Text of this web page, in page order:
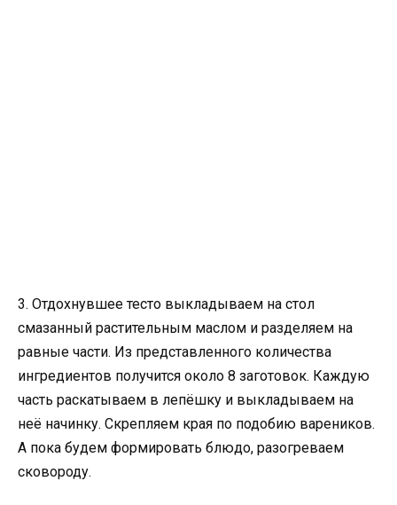
3. Отдохнувшее тесто выкладываем на стол
смазанный растительным маслом и разделяем на
равные части. Из представленного количества
ингредиентов получится около 8 заготовок. Каждую
часть раскатываем в лепёшку и выкладываем на
неё начинку. Скрепляем края по подобию вареников.
А пока будем формировать блюдо, разогреваем
сковороду.